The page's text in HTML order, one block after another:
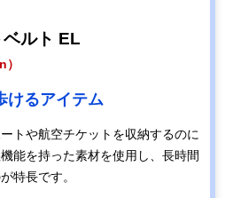
ルト EL
けるアイテム
トや航空チケットを収納するのに
能を持った素材を使用し、長時間
特長です。